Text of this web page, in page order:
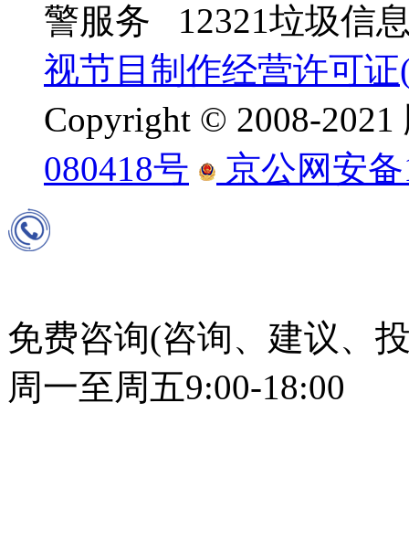
警服务 12321垃圾信
视节目制作经营许可证
Copyright © 2008-
080418号
京公网安备
免费咨询(咨询、建议、
周一至周五9:00-18:00